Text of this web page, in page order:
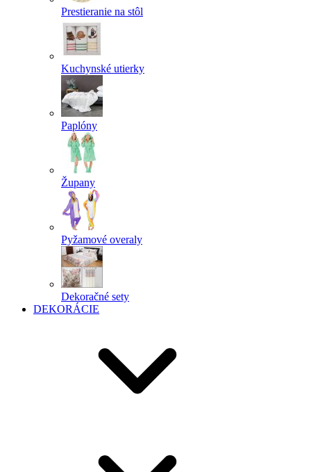
Prestieranie na stôl
Kuchynské utierky
Paplóny
Župany
Pyžamové overaly
Dekoračné sety
DEKORÁCIE